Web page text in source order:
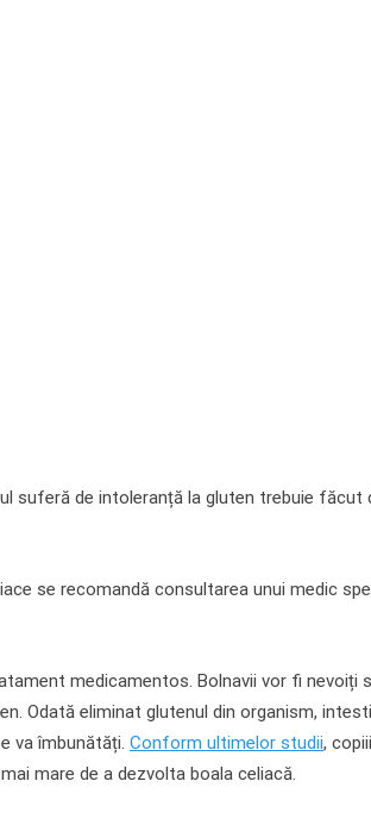
suferă de intoleranță la gluten trebuie făcut
se recomandă consultarea unui medic
medicamentos. Bolnavii vor fi nevoiți
Odată eliminat glutenul din organism,
va îmbunătăți. Conform ultimelor studii,
mare de a dezvolta boala celiacă.